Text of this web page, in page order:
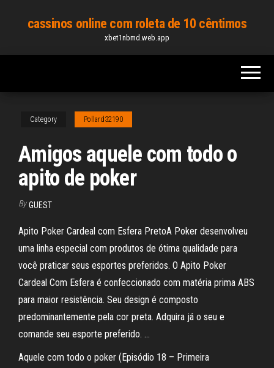
content
cassinos online com roleta de 10 cêntimos
xbet1nbmd.web.app
Category Pollard32190
Amigos aquele com todo o
apito de poker
By GUEST
Apito Poker Cardeal com Esfera PretoA Poker desenvolveu
uma linha especial com produtos de ótima qualidade para
você praticar seus esportes preferidos. O Apito Poker
Cardeal Com Esfera é confeccionado com matéria prima ABS
para maior resistência. Seu design é composto
predominantemente pela cor preta. Adquira já o seu e
comande seu esporte preferido. …
Aquele com todo o poker (Episódio 18 – Primeira